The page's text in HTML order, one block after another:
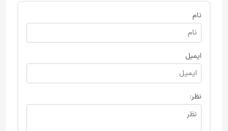
نام
ایمیل
نظر: